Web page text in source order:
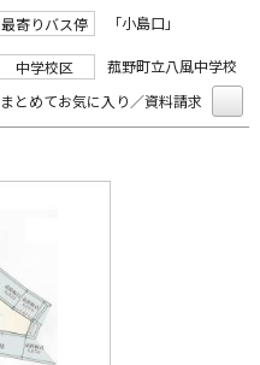
最寄りバス停 「小島口」
中学校区
菰野町立八風中学校
まとめてお気に入り／資料請求